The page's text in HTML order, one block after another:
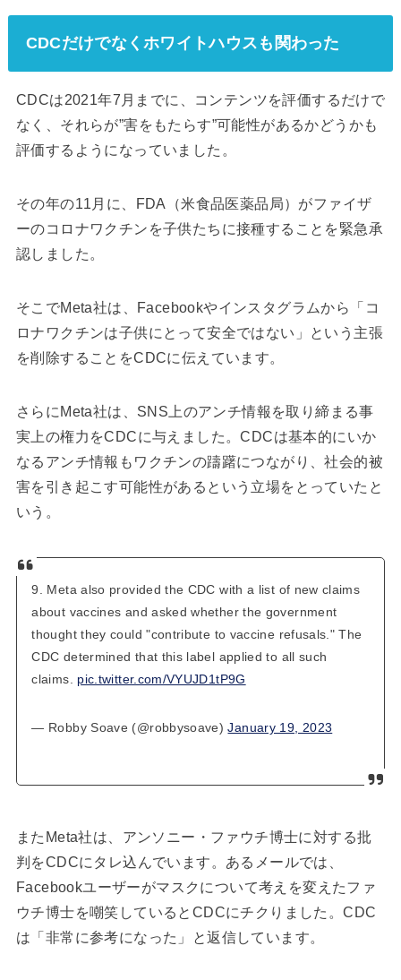
CDCだけでなくホワイトハウスも関わった
CDCは2021年7月までに、コンテンツを評価するだけで
なく、それらが”害をもたらす”可能性があるかどうかも
評価するようになっていました。
その年の11月に、FDA（米食品医薬品局）がファイザ
ーのコロナワクチンを子供たちに接種することを緊急承
認しました。
そこでMeta社は、Facebookやインスタグラムから「コ
ロナワクチンは子供にとって安全ではない」という主張
を削除することをCDCに伝えています。
さらにMeta社は、SNS上のアンチ情報を取り締まる事
実上の権力をCDCに与えました。CDCは基本的にいか
なるアンチ情報もワクチンの躊躇につながり、社会的被
害を引き起こす可能性があるという立場をとっていたと
いう。
9. Meta also provided the CDC with a list of new claims
about vaccines and asked whether the government
thought they could "contribute to vaccine refusals." The
CDC determined that this label applied to all such
claims. pic.twitter.com/VYUJD1tP9G
— Robby Soave (@robbysoave)January 19, 2023
またMeta社は、アンソニー・ファウチ博士に対する批
判をCDCにタレ込んでいます。あるメールでは、
Facebookユーザーがマスクについて考えを変えたファ
ウチ博士を嘲笑しているとCDCにチクりました。CDC
は「非常に参考になった」と返信しています。